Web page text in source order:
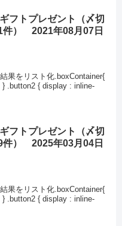
フトプレゼント（〆切
） 2021年08月07日
果をリスト化.boxContainer{
.button2 { display : inline-
フトプレゼント（〆切
） 2025年03月04日
果をリスト化.boxContainer{
.button2 { display : inline-